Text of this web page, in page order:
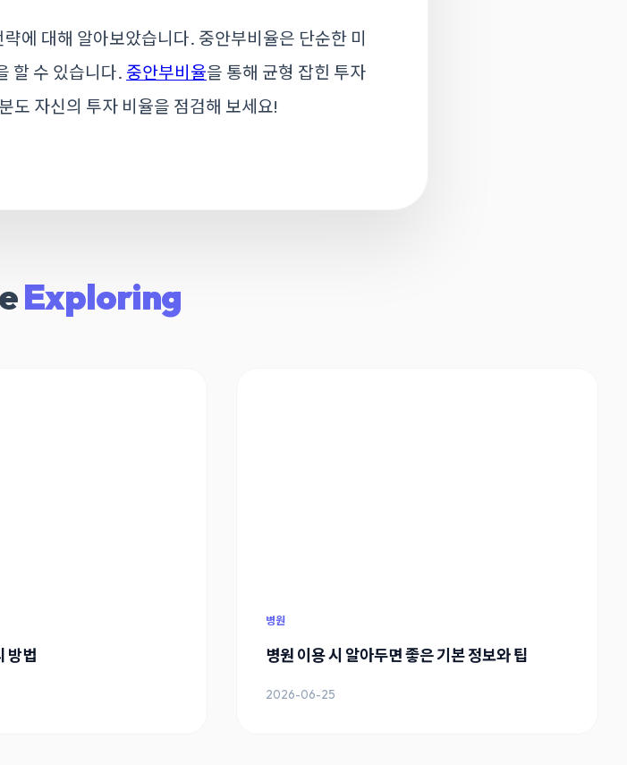
에 대해 알아보았습니다. 중안부비율은 단순한 미
할 수 있습니다. 중안부비율을 통해 균형 잡힌 투자
도 자신의 투자 비율을 점검해 보세요!
Exploring
방법
병원
병원 이용 시 알아두면 좋은 기본 정보와 팁
2026-06-25